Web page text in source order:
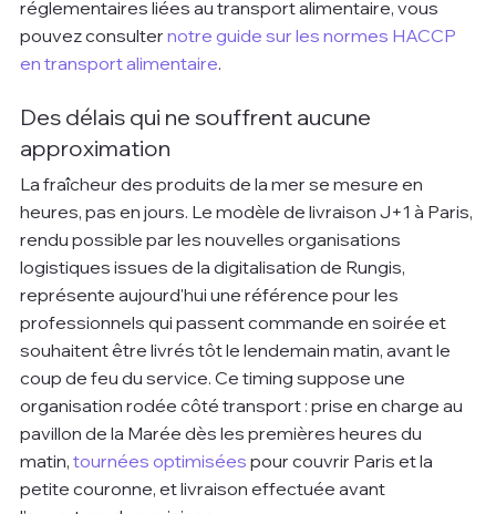
réglementaires liées au transport alimentaire, vous
pouvez consulter notre guide sur les normes HACCP
en transport alimentaire.
Des délais qui ne souffrent aucune
approximation
La fraîcheur des produits de la mer se mesure en
heures, pas en jours. Le modèle de livraison J+1 à Paris,
rendu possible par les nouvelles organisations
logistiques issues de la digitalisation de Rungis,
représente aujourd'hui une référence pour les
professionnels qui passent commande en soirée et
souhaitent être livrés tôt le lendemain matin, avant le
coup de feu du service. Ce timing suppose une
organisation rodée côté transport : prise en charge au
pavillon de la Marée dès les premières heures du
matin, tournées optimisées pour couvrir Paris et la
petite couronne, et livraison effectuée avant